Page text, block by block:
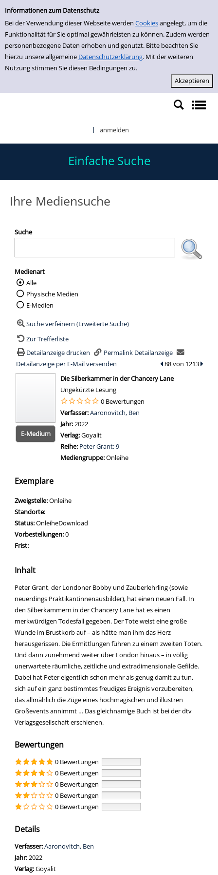
Einfache Suche
Informationen zum Datenschutz
Bei der Verwendung dieser Webseite werden Cookiesangelegt, um die
Funktionalität für Sie optimal gewährleisten zu können. Zudem werden
personenbezogene Daten erhoben und genutzt. Bitte beachten Sie
hierzu unsere allgemeine Datenschutzerklärung. Mit der weiteren
Nutzung stimmen Sie diesen Bedingungen zu.
Zur Detailanzeige springen
anmelden
Einfache Suche
Ihre Mediensuche
Suche
Medienart
Wählen Sie die Medienart nach der Sie
Alle
Physische Medien
E-Medien
Suche verfeinern (Erweiterte Suche)
Zur Trefferliste
Detailanzeige drucken
Permalink Detailanzeige
Detailanzeige per E-Mail versenden
zum vorherigen
88 von 1213zum
wird in neuem Tab geöffnet
E-Medium
Die Silberkammer in der Chancery Lane
Ungekürzte Lesung
0 Bewertungen
Verfasser:Suche nach diesem Verfasser
Aaronovitch, Ben
Jahr: 2022
Verlag:Goyalit
Reihe: Peter Grant; 9
Mediengruppe:Onleihe
Exemplare
Zweigstelle:Onleihe
Standorte:
Status:OnleiheDownload
Vorbestellungen:0
Frist:
Inhalt
Peter Grant, der Londoner Bobby und Zauberlehrling (sowie
neuerdings Praktikantinnenausbilder), hat einen neuen Fall. In
den Silberkammern in der Chancery Lane hat es einen
merkwürdigen Todesfall gegeben. Der Tote weist eine große
Wunde im Brustkorb auf – als hätte man ihm das Herz
herausgerissen. Die Ermittlungen führen zu einem zweiten Toten.
Und dann zunehmend weiter über London hinaus – in völlig
unerwartete räumliche, zeitliche und extradimensionale Gefilde.
Dabei hat Peter eigentlich schon mehr als genug damit zu tun,
sich auf ein ganz bestimmtes freudiges Ereignis vorzubereiten,
das allmählich die Züge eines hochmagischen und illustren
Großevents annimmt … Das gleichnamige Buch ist bei der dtv
Verlagsgesellschaft erschienen.
Bewertungen
0 Bewertungen
0 Bewertungen
0 Bewertungen
0 Bewertungen
0 Bewertungen
Details
Verfasser:Suche nach diesem Verfasser
Aaronovitch, Ben
Jahr: 2022
Verlag:Goyalit